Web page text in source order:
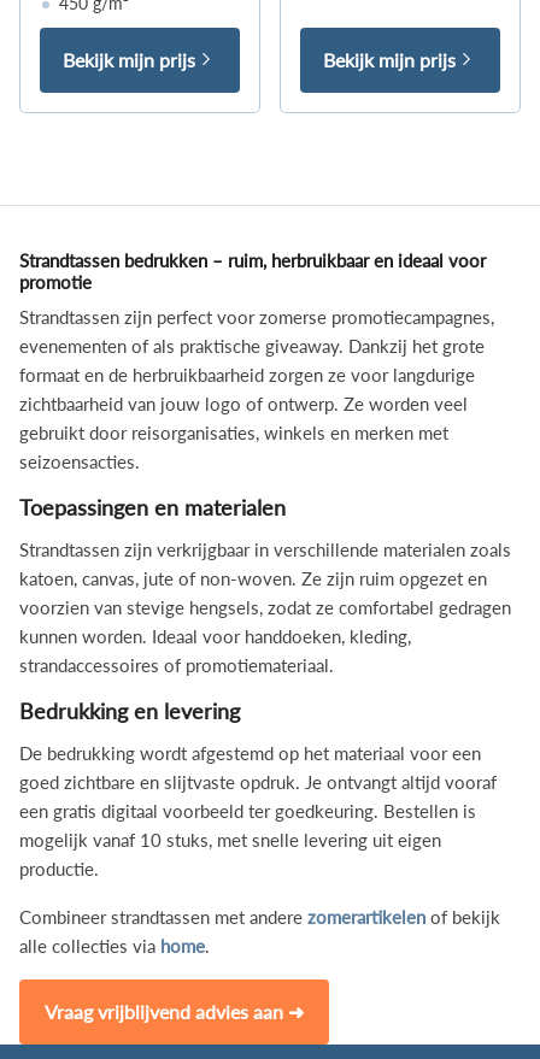
Bekijk mijn prijs Bekijk mijn prijs
Strandtassen bedrukken – ruim, herbruikbaar en ideaal voor
promotie
Strandtassen zijn perfect voor zomerse promotiecampagnes,
evenementen of als praktische giveaway. Dankzij het grote
formaat en de herbruikbaarheid zorgen ze voor langdurige
zichtbaarheid van jouw logo of ontwerp. Ze worden veel
gebruikt door reisorganisaties, winkels en merken met
seizoensacties.
Toepassingen en materialen
Strandtassen zijn verkrijgbaar in verschillende materialen zoals
katoen, canvas, jute of non-woven. Ze zijn ruim opgezet en
voorzien van stevige hengsels, zodat ze comfortabel gedragen
kunnen worden. Ideaal voor handdoeken, kleding,
strandaccessoires of promotiemateriaal.
Bedrukking en levering
De bedrukking wordt afgestemd op het materiaal voor een
goed zichtbare en slijtvaste opdruk. Je ontvangt altijd vooraf
een gratis digitaal voorbeeld ter goedkeuring. Bestellen is
mogelijk vanaf 10 stuks, met snelle levering uit eigen
productie.
Combineer strandtassen met andere zomerartikelen of bekijk
alle collecties via home.
Vraag vrijblijvend advies aan ➜